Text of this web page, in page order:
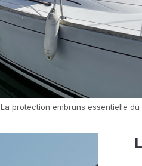
La protection embruns essentielle du